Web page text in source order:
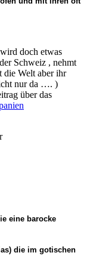
doch etwas
Schweiz , nehmt
die Welt aber ihr
nur da …. )
über das
eine barocke
die im gotischen